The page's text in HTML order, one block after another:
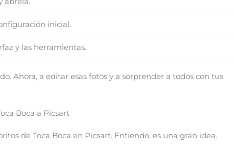
inicial.
y las herramientas.
Ahora, a editar esas fotos y a sorprender a todos con tus
Boca a Picsart
de Toca Boca en Picsart. Entiendo, es una gran idea.